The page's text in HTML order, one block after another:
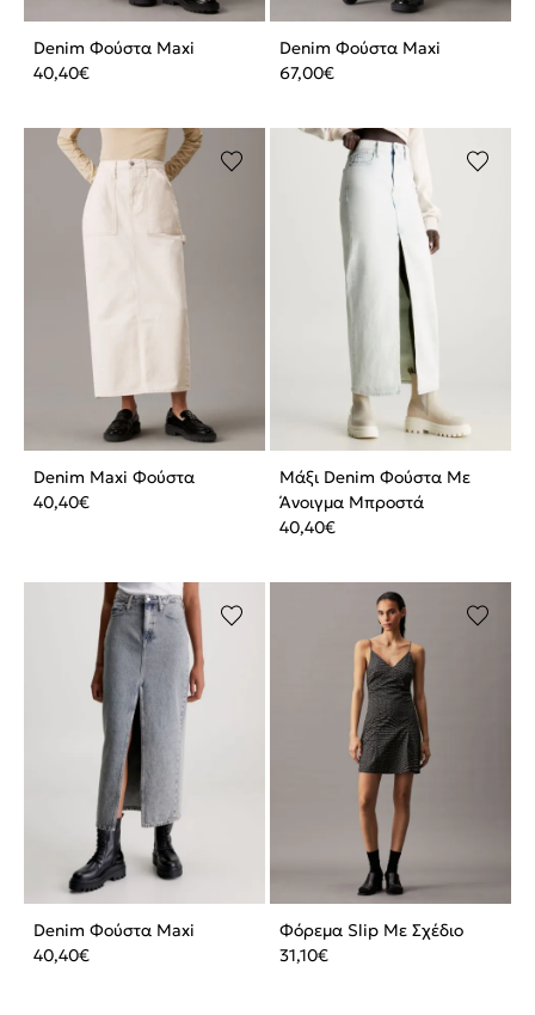
Denim Φούστα Maxi
40,40€
Denim Φούστα Maxi
67,00€
Denim Maxi Φούστα
40,40€
Μάξι Denim Φούστα Με
Άνοιγμα Μπροστά
40,40€
Denim Φούστα Maxi
40,40€
Φόρεμα Slip Με Σχέδιο
31,10€